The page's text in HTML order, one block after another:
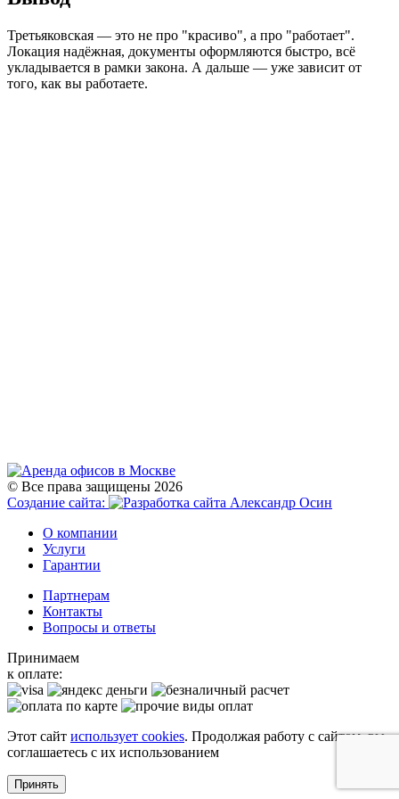
Третьяковская — это не про "красиво", а про "работает".
Локация надёжная, документы оформляются быстро, всё
укладывается в рамки закона. А дальше — уже зависит от
того, как вы работаете.
© Все права защищены 2026
Создание сайта:
О компании
Услуги
Гарантии
Партнерам
Контакты
Вопросы и ответы
Принимаем
к оплате:
Этот сайт использует cookies. Продолжая работу с сайтом, вы
соглашаетесь с их использованием
Принять